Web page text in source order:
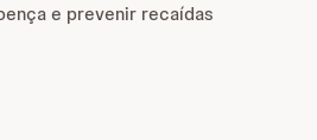
e prevenir recaídas